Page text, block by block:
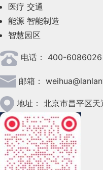
2023年5月(28)
2023年4月(47)
2023年3月(37)
2023年2月(90)
2023年1月(78)
2022年12月(45)
2022年11月(69)
2022年10月(51)
医疗 交通
能源 智能制造
智慧园区
电话： 400-
邮箱：
地址： 北京市昌平区